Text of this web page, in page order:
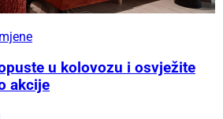
u kolovozu i osvježite
akcije